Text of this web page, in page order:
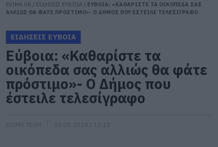
EVIMA.GR / ΕΙΔΗΣΕΙΣ ΕΥΒΟΙΑ / ΕΥΒΟΙΑ: «ΚΑΘΑΡΙΣΤΕ ΤΑ ΟΙΚΟΠΕΔΑ ΣΑΣ
ΑΛΛΙΩΣ ΘΑ ΦΑΤΕ ΠΡΟΣΤΙΜΟ»- Ο ΔΗΜΟΣ ΠΟΥ ΕΣΤΕΙΛΕ ΤΕΛΕΣΙΓΡΑΦΟ
ΕΙΔΗΣΕΙΣ ΕΥΒΟΙΑ
Εύβοια: «Καθαρίστε τα
οικόπεδα σας αλλιώς θα φάτε
πρόστιμο»- Ο Δήμος που
έστειλε τελεσίγραφο